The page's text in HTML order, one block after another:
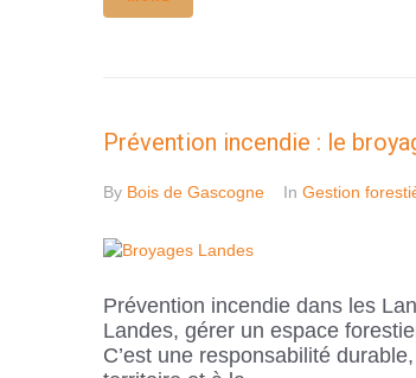
Prévention incendie : le
By Bois de Gascogne In Gestion
Prévention incendie dans les
Landes, gérer un espace
C’est une responsabilité